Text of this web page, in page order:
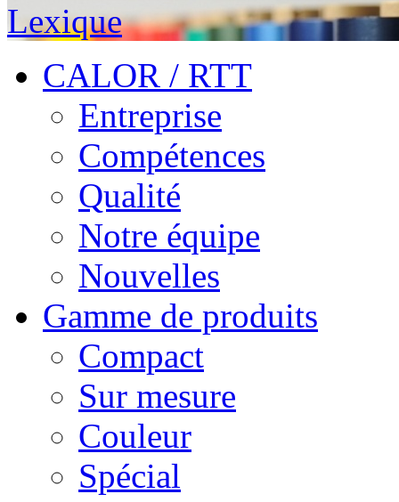
Lexique
CALOR / RTT
Entreprise
Compétences
Qualité
Notre équipe
Nouvelles
Gamme de produits
Compact
Sur mesure
Couleur
Spécial